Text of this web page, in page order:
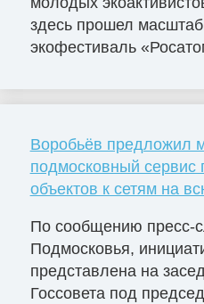
здесь прошел
экофестиваль
Воробьёв предложил
подмосковный сервис
объектов к сетям на
По сообщению пресс-
Подмосковья,
представлена на
Госсовета под